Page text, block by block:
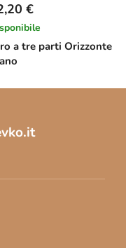
a tre parti Orizzonte
€